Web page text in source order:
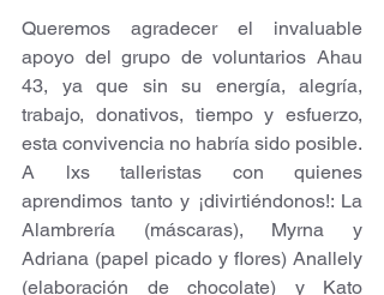
Queremos agradecer el invaluable
apoyo del grupo de voluntarios Ahau
43, ya que sin su energía, alegría,
trabajo, donativos, tiempo y esfuerzo,
esta convivencia no habría sido posible.
A lxs talleristas con quienes
aprendimos tanto y ¡divirtiéndonos!: La
Alambrería (máscaras), Myrna y
Adriana (papel picado y flores) Anallely
(elaboración de chocolate) y Kato